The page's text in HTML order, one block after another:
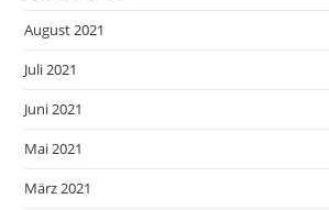
August 2021
Juli 2021
Juni 2021
Mai 2021
März 2021